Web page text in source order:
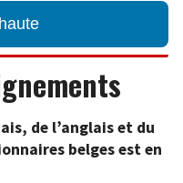
de l’anglais et du
belges est en